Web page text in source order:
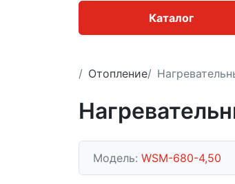
Каталог
Отопление
Модель: WSM-680-4,50